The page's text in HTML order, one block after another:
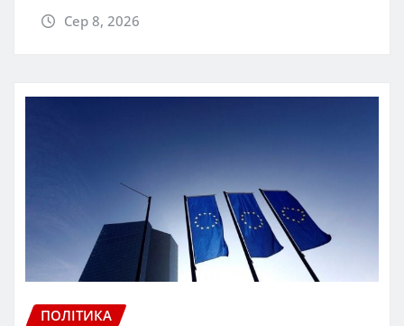
Сер 8, 2026
ПОЛІТИКА